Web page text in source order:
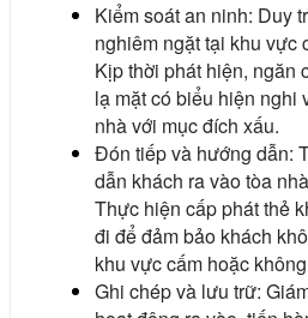
Kiểm soát an ninh: Duy
nghiêm ngặt tại khu vực
Kịp thời phát hiện, ngăn
lạ mặt có biểu hiện nghi
nhà với mục đích xấu.
Đón tiếp và hướng dẫn:
dẫn khách ra vào tòa
Thực hiện cấp phát thẻ
đi để đảm bảo khách
khu vực cấm hoặc
Ghi chép và lưu trữ: